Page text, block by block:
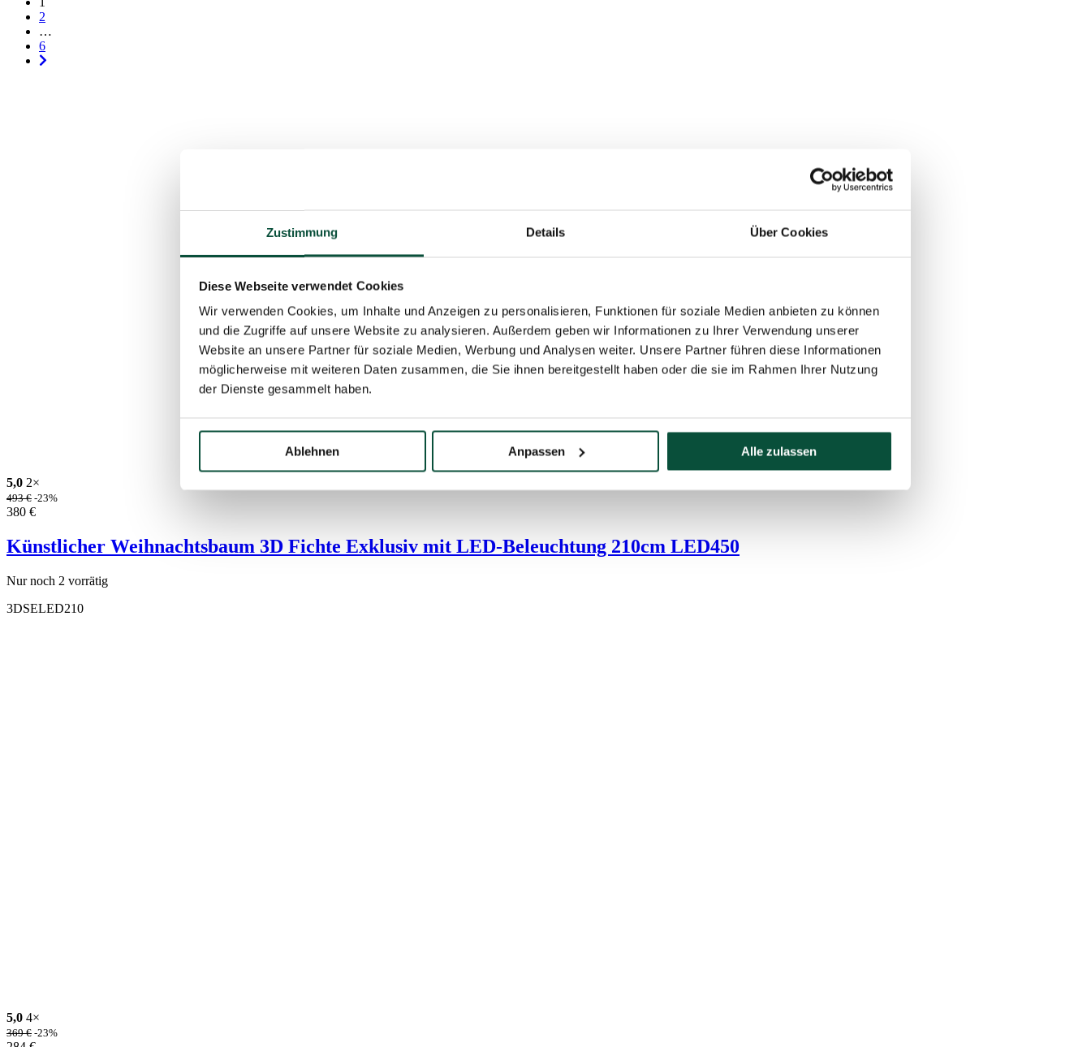
Zustimmung Details Über Cookies
Diese Webseite verwendet Cookies
Wir verwenden Cookies, um Inhalte und Anzeigen zu personalisieren, Funktionen für soziale Medien anbieten zu können
und die Zugriffe auf unsere Website zu analysieren. Außerdem geben wir Informationen zu Ihrer Verwendung unserer
Website an unsere Partner für soziale Medien, Werbung und Analysen weiter. Unsere Partner führen diese Informationen
möglicherweise mit weiteren Daten zusammen, die Sie ihnen bereitgestellt haben oder die sie im Rahmen Ihrer Nutzung
der Dienste gesammelt haben.
Ablehnen Anpassen Alle zulassen
2
…
6
5,0 2×
493€ -23%
380 €
Künstlicher Weihnachtsbaum 3D Fichte Exklusiv mit LED-Beleuchtung 210cm LED450
Nur noch 2 vorrätig
3DSELED210
5,0 4×
369€ -23%